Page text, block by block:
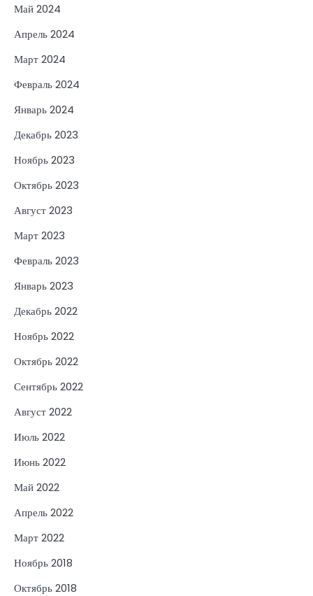
Май 2024
Апрель 2024
Март 2024
Февраль 2024
Январь 2024
Декабрь 2023
Ноябрь 2023
Октябрь 2023
Август 2023
Март 2023
Февраль 2023
Январь 2023
Декабрь 2022
Ноябрь 2022
Октябрь 2022
Сентябрь 2022
Август 2022
Июль 2022
Июнь 2022
Май 2022
Апрель 2022
Март 2022
Ноябрь 2018
Октябрь 2018